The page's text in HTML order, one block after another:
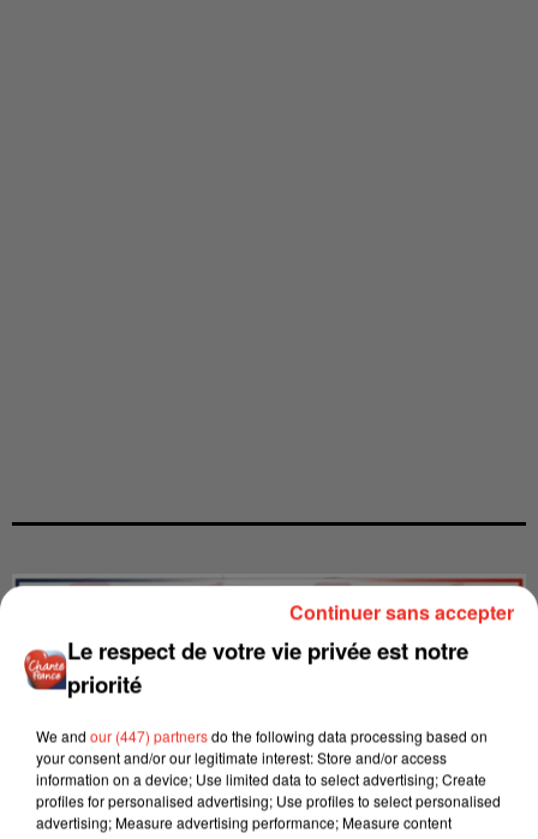
Le respect de votre vie privée est notre
priorité
We and our (447) partnersdo the following data processing based on
your consent and/or our legitimate interest: Store and/or access
information on a device; Use limited data to select advertising; Create
profiles for personalised advertising; Use profiles to select personalised
advertising; Measure advertising performance; Measure content
Continuer sans accepter